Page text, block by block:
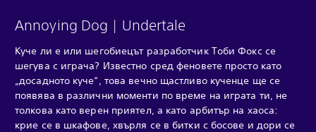
Annoying Dog | Undertale
Куче ли е или шегобиецът разработчик Тоби Фокс се
шегува с играча? Известно сред феновете просто като
„досадното куче“, това вечно щастливо кученце ще се
появява в различни моменти по време на играта ти, не
толкова като верен приятел, а като арбитър на хаоса:
крие се в шкафове, хвърля се в битки с босове и дори се